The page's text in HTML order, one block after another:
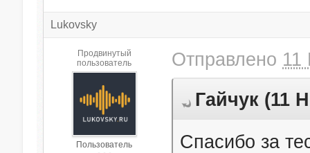
Lukovsky
Продвинутый
пользователь
Пользователь
Отправлено 11
Гайчук (11
Спасибо за